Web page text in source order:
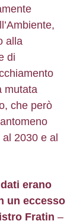
alla
di
mutata
che però
2030 e al
erano
un eccesso
Fratin –